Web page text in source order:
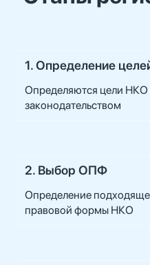
1. Определение
Определяются цели НКО
законодательством
2. Выбор ОПФ
Определение
правовой формы НКО